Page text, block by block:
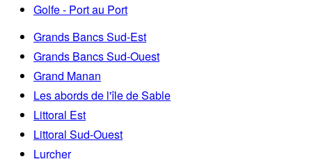
Golfe - Port au Port
Grands Bancs Sud-Est
Grands Bancs Sud-Ouest
Grand Manan
Les abords de l'île de Sable
Littoral Est
Littoral Sud-Ouest
Lurcher